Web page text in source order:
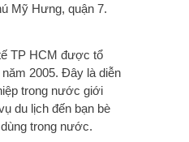
Mỹ Hưng, quận 7.
TP HCM được tổ
2005. Đây là diễn
trong nước giới
du lịch đến bạn bè
trong nước.